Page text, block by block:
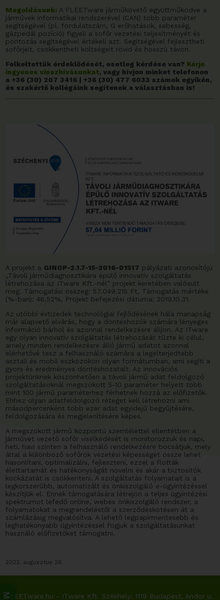
Megoldásunk: A FLEETware járműkövető együttműködve a
járművek informatikai rendszerével (CAN) több paraméter
segítségével (pl. fordulatszám, G erőhatások, sebesség,
gázpedál pozíció) figyeli a sofőr vezetési teljesítményét és
pontozás segítségével értékeli azt. Segítségével fejlesztheti
sofőrjeit, csökkentheti költségeit rövid és hosszú távon.
Felkeltettük érdeklődését, esetleg kérdése van? Kérje
ingyenes visszhívásunkat, vagy hívjon minket telefonon
a +36 (30) 207 3416 | +36 (30) 477 6033 számok egyikén,
és szakértő kollégáink segítenek a választásban is!
A projekt a GINOP-2.1.7-15-2016-01517 pályázati azonosítójú
„Távoli járműdiagnosztikára épülő innovatív szolgáltatás
létrehozása az ITware Kft.-nél” projekt keretében valósult
meg. Támogatási összeg: 57.049.215 Ft, Támogatás mértéke
(%-ban): 46.52%, Projekt befejezési dátuma: 2019.10.31.
Az utóbbi évtizedek technológiai fejlődésének hála manapság
már alapvető elvárás, hogy a döntéshozók számára lényeges
információ bárhol és azonnal rendelkezésre álljon. Az ITware
egy olyan innovatív szolgáltatás létrehozását tűzte ki célul,
amely minden rendelkezésre álló jármű adatot azonnal
elérhetővé tesz a felhasználó számára a legelterjedtebb
asztali és mobil eszközökön olyan formátumban, ami segíti a
gyors és eredményes döntéshozatalt. Az innovációs
projektünknek köszönhetően a távoli jármű adat feldolgozó
szolgáltatásoknál megszokott 5-10 paraméter helyett több
mint 100 jármű paraméterhez férhetnek hozzá az előfizetők.
Ehhez olyan adatfeldolgozó réteget kell létrehozni ami
másodpercenként több ezer adat egyidejű begyűjtésére,
feldolgozására és megjelenítésére képes.
A megszokott jármű központú szemlélettel ellentétben a
járművet vezető sofőr viselkedését is monitorozzuk és napi,
heti, havi szinten a felhasználó rendelkezésre bocsátjuk, mely
által a különböző sofőrök vezetési képességét össze lehet
hasonlítani, optimalizálni, fejleszteni, ezzel a flották
élettartamát és hatékonyságát növelni és akár a biztosítók
kockázatát is csökkenteni. A szolgáltatás folyamatait is a
legkorszerűbb, automatizált és önkiszolgáló e-ügyintézéssel
készítjük el. Ennek támogatására létrejön a teljes ügyintézési
spektrumot lefedő online, webes önkiszolgáló rendszer, a
folyamatokat a megrendeléstől a szerződéskötésen át a
számlázásig megvalósítva. A lehető legpapírmentesebb és
leghatékonyabb ügyintézéssel fogjuk a szolgáltatásunkat
használó előfizetőket támogatni.
2022. augusztus 26.
FLEETware.hu - ITware Kft. Székhely: 1119 Budapest, Andor u.